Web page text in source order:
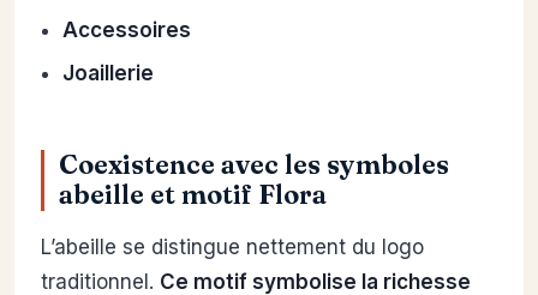
Accessoires
Joaillerie
Coexistence avec les symboles
abeille et motif Flora
L’abeille se distingue nettement du logo
traditionnel. Ce motif symbolise la richesse